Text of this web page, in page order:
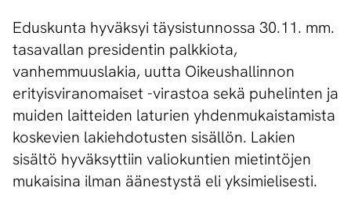
Eduskunta hyväksyi täysistunnossa 30.11. mm.
tasavallan presidentin palkkiota,
vanhemmuuslakia, uutta Oikeushallinnon
erityisviranomaiset -virastoa sekä puhelinten ja
muiden laitteiden laturien yhdenmukaistamista
koskevien lakiehdotusten sisällön. Lakien
sisältö hyväksyttiin valiokuntien mietintöjen
mukaisina ilman äänestystä eli yksimielisesti.